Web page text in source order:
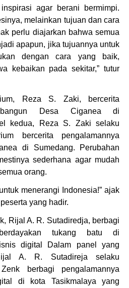
agar berani bermimpi.
melainkan tujuan dan cara
perlu diajarkan bahwa semua
apapun, jika tujuannya untuk
dengan cara yang baik,
kebaikan pada sekitar,” tutur
Reza S. Zaki, bercerita
Desa Ciganea di
kedua, Reza S. Zaki selaku
bercerita pengalamannya
di Sumedang. Perubahan
sederhana agar mudah
orang.
menerangi Indonesia!” ajak
yang hadir.
Rijal A. R. Sutadiredja, berbagi
tukang batu di
digital Dalam panel yang
A. R. Sutadireja selaku
berbagi pengalamannya
di kota Tasikmalaya yang